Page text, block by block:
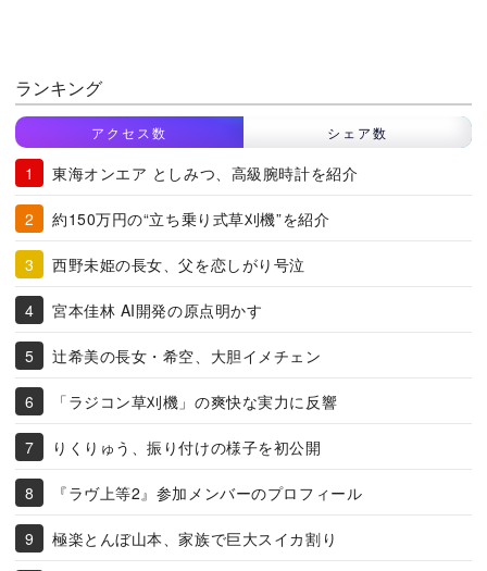
ランキング
アクセス数 シェア数
東海オンエア としみつ、高級腕時計を紹介
約150万円の“立ち乗り式草刈機”を紹介
西野未姫の長女、父を恋しがり号泣
宮本佳林 AI開発の原点明かす
辻希美の長女・希空、大胆イメチェン
「ラジコン草刈機」の爽快な実力に反響
りくりゅう、振り付けの様子を初公開
『ラヴ上等2』参加メンバーのプロフィール
極楽とんぼ山本、家族で巨大スイカ割り